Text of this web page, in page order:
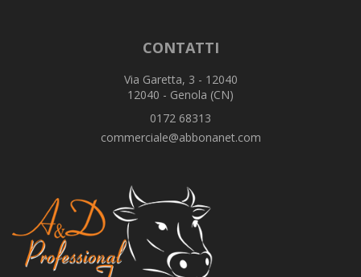
CONTATTI
Via Garetta, 3 - 12040
12040 - Genola (CN)
0172 68313
commerciale@abbonanet.com